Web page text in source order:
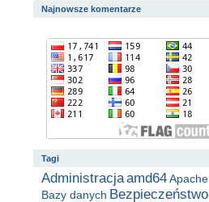
Najnowsze komentarze
Tagi
Administracjaamd64Apache
Bazy danych Bezpieczeństwo